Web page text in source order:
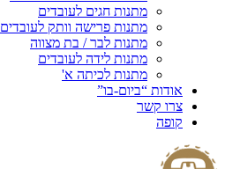
מתנות חגים לעובדים
מתנות פרישה וותק לעובדים
מתנות לבר / בת מצווה
מתנות לידה לעובדים
מתנות לכיתה א'
אודות “ביום-בו”
צרו קשר
קופה